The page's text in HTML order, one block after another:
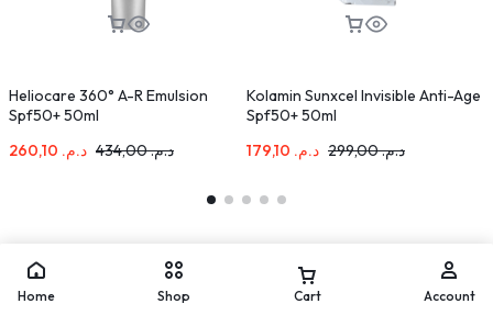
Heliocare 360° A-R Emulsion
Spf50+ 50ml
د.م.
د.م.434,00
Kolamin Sunxcel Invisible Anti-Age
Spf50+ 50ml
د.م.
د.م.299,00
Home Shop Cart Account